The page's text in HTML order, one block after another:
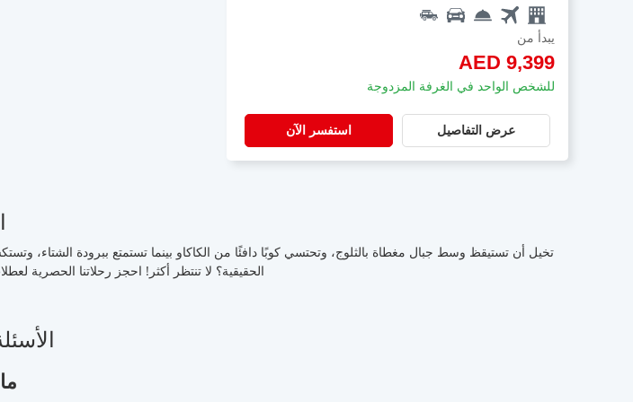
يبدأ من
AED 9,399
للشخص الواحد في الغرفة المزدوجة
عرض التفاصيل استفسر الآن
تخيل أن تستيقظ وسط جبال مغطاة بالثلوج، وتحتسي كوبًا دافئًا من الكاكاو بينما تستمتع ببرودة الشتاء،
الحقيقية؟ لا تنتظر أكثر! احجز رحلاتنا الحصرية